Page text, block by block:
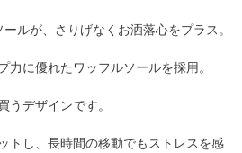
ルが、さりげなくお洒落心をプラス。
力に優れたワッフルソールを採用。
うデザインです。
トし、長時間の移動でもストレスを感